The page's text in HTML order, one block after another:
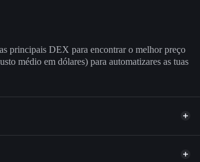
principais DEX para encontrar o melhor preço
médio em dólares) para automatizares as tuas